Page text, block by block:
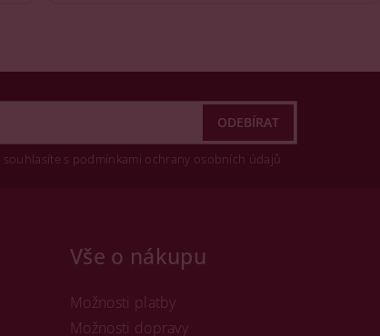
s podmínkami ochrany osobních údajů
Vše o nákupu
Možnosti platby
Možnosti dopravy